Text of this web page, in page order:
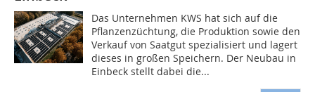
Das Unternehmen KWS hat sich auf die
Pflanzenzüchtung, die Produktion sowie den
Verkauf von Saatgut spezialisiert und lagert
dieses in großen Speichern. Der Neubau in
Einbeck stellt dabei die...